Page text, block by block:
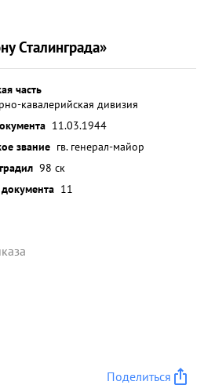
Сталинграда»
часть
кавалерийская дивизия
11.03.1944
звание гв. генерал-майор
98 ск
11
Поделиться